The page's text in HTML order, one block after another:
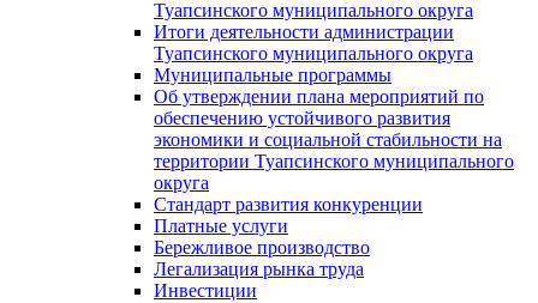
Туапсинского муниципального округа
Итоги деятельности администрации
Туапсинского муниципального округа
Муниципальные программы
Об утверждении плана мероприятий по
обеспечению устойчивого развития
экономики и социальной стабильности на
территории Туапсинского муниципального
округа
Стандарт развития конкуренции
Платные услуги
Бережливое производство
Легализация рынка труда
Инвестиции